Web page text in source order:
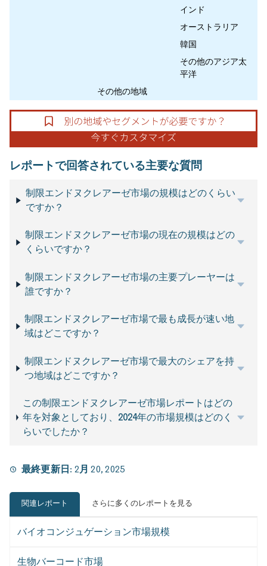
インド
オーストラリア
韓国
その他のアジア太
平洋
その他の地域
レポートで回答されている主要な質問
制限エンドヌクレアーゼ市場の規模はどのくらい
ですか？
制限エンドヌクレアーゼ市場の現在の規模はどの
くらいですか？
制限エンドヌクレアーゼ市場の主要プレーヤーは
誰ですか？
制限エンドヌクレアーゼ市場で最も成長が速い地
域はどこですか？
制限エンドヌクレアーゼ市場で最大のシェアを持
つ地域はどこですか？
この制限エンドヌクレアーゼ市場レポートはどの
年を対象としており、2024年の市場規模はどのく
らいでしたか？
最終更新日: 2月 20, 2025
関連レポート さらに多くのレポートを見る
バイオコンジュゲーション市場規模
生物バーコード市場